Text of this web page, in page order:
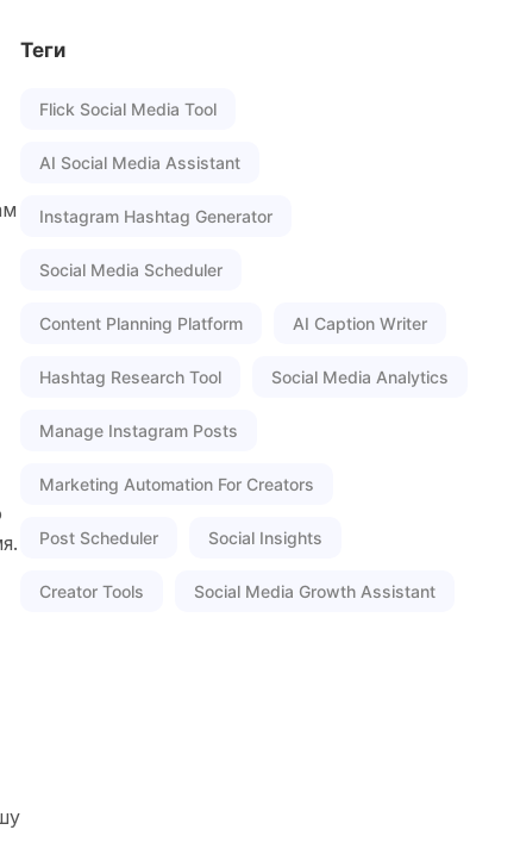
Теги
Flick Social Media Tool
AI Social Media Assistant
Instagram Hashtag Generator
Social Media Scheduler
Content Planning Platform AI Caption Writer
Hashtag Research Tool Social Media Analytics
Manage Instagram Posts
Marketing Automation For Creators
Post Scheduler Social Insights
Creator Tools Social Media Growth Assistant